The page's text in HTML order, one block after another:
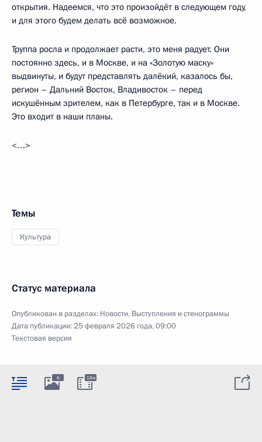
открытия. Надеемся, что это произойдёт в следующем году,
и для этого будем делать всё возможное.
Труппа росла и продолжает расти, это меня радует. Они
постоянно здесь, и в Москве, и на «Золотую маску»
выдвинуты, и будут представлять далёкий, казалось бы,
регион – Дальний Восток, Владивосток – перед
искушённым зрителем, как в Петербурге, так и в Москве.
Это входит в наши планы.
<…>
Темы
Культура
Статус материала
Опубликован в разделах: Новости, Выступления и стенограммы
Дата публикации:25 февраля 2026 года, 09:00
Текстовая версия
6 18м